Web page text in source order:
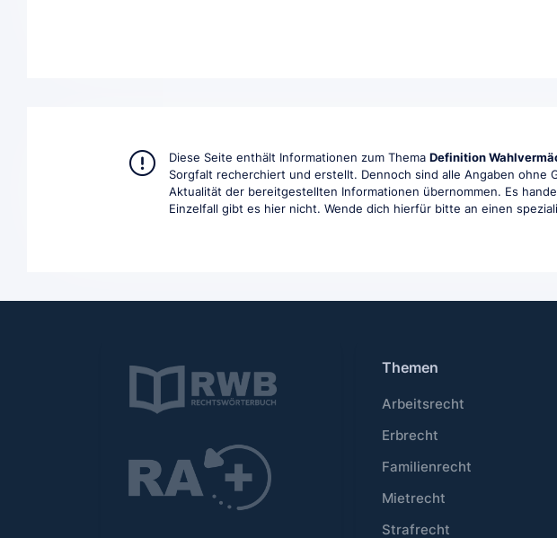
Diese Seite enthält Informationen zum ThemaDefinition
Sorgfalt recherchiert und erstellt. Dennoch sind alle Angaben ohne
Aktualität der bereitgestellten Informationen übernommen. Es
Einzelfall gibt es hier nicht. Wende dich hierfür bitte an einen
Themen
Arbeitsrecht
Erbrecht
Familienrecht
Mietrecht
Strafrecht